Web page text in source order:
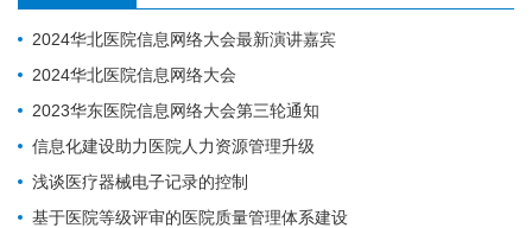
2024华北医院信息网络大会最新演讲嘉宾
2024华北医院信息网络大会
2023华东医院信息网络大会第三轮通知
信息化建设助力医院人力资源管理升级
浅谈医疗器械电子记录的控制
基于医院等级评审的医院质量管理体系建设